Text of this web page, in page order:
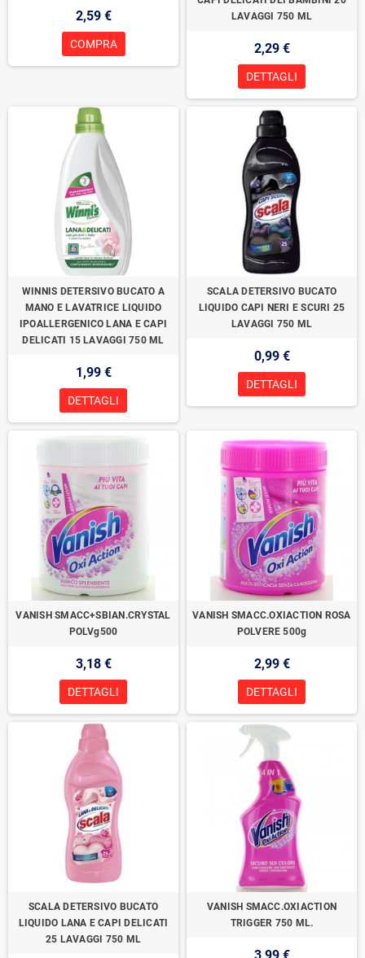
2,59 €
COMPRA
LAVAGGI 750 ML
2,29 €
DETTAGLI
WINNIS DETERSIVO BUCATO A
MANO E LAVATRICE LIQUIDO
IPOALLERGENICO LANA E CAPI
DELICATI 15 LAVAGGI 750 ML
1,99 €
DETTAGLI
SCALA DETERSIVO BUCATO
LIQUIDO CAPI NERI E SCURI 25
LAVAGGI 750 ML
0,99 €
DETTAGLI
VANISH SMACC+SBIAN.CRYSTAL
POLVg500
3,18 €
DETTAGLI
VANISH SMACC.OXIACTION ROSA
POLVERE 500g
2,99 €
DETTAGLI
SCALA DETERSIVO BUCATO
LIQUIDO LANA E CAPI DELICATI
25 LAVAGGI 750 ML
VANISH SMACC.OXIACTION
TRIGGER 750 ML.